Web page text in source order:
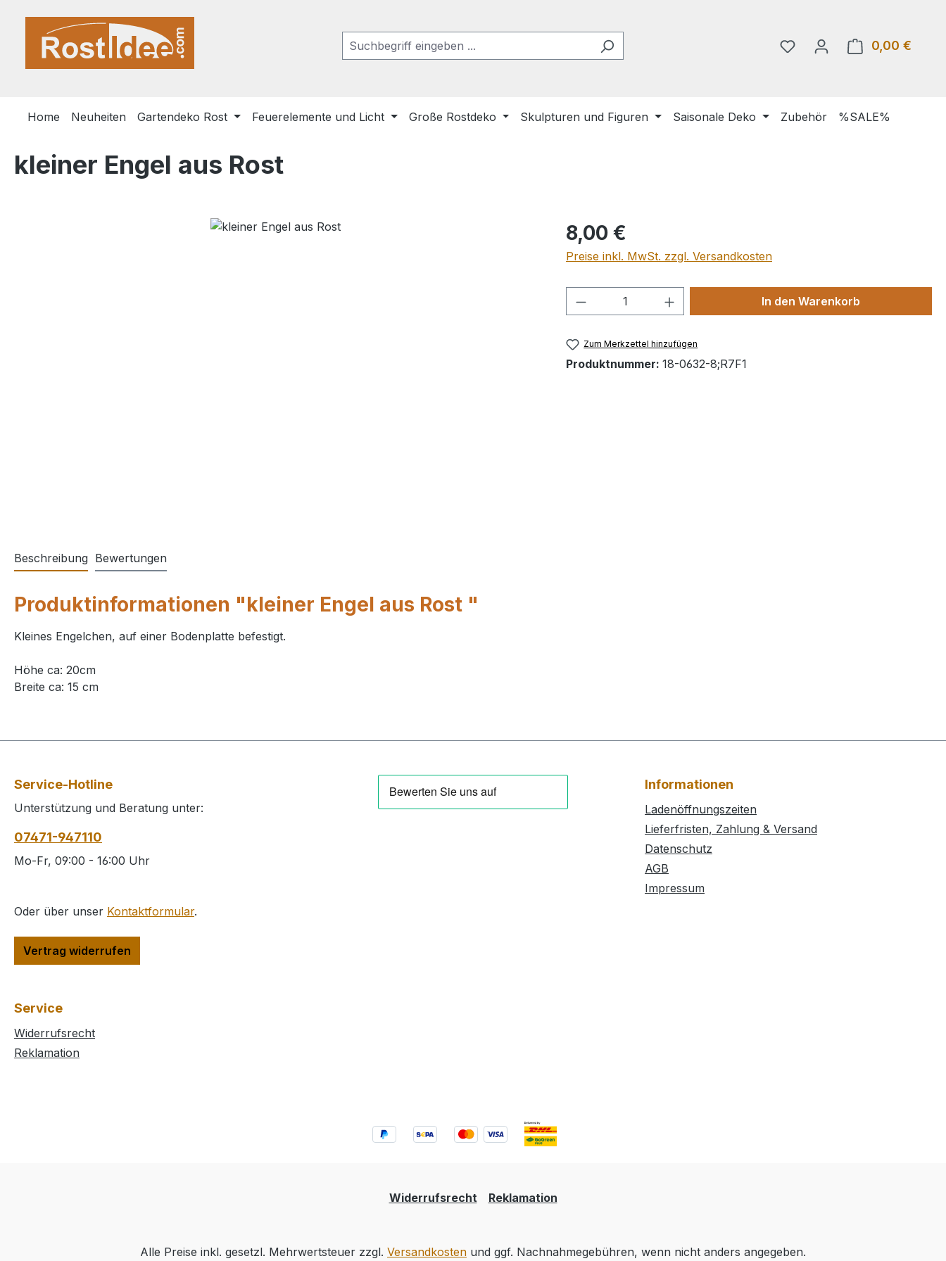
Hauptinhalt springen
Zur Suche springen
Zur Hauptnavigation springen
0,00 €
Home Neuheiten Gartendeko Rost Feuerelemente und Licht Große Rostdeko Skulpturen und Figuren Saisonale Deko Zubehör %SALE%
kleiner Engel aus Rost
Regulärer Preis:
8,00 €
Preise inkl. MwSt. zzgl. Versandkosten
Produkt Anzahl: Gib den gewünschten Wert
In den Warenkorb
Zum Merkzettel hinzufügen
Produktnummer: 18-0632-8;R7F1
Beschreibung Bewertungen
Produktinformationen "kleiner Engel aus Rost "
Kleines Engelchen, auf einer Bodenplatte befestigt.
Höhe ca: 20cm
Breite ca: 15 cm
Service-Hotline
Unterstützung und Beratung unter:
07471-947110
Mo-Fr, 09:00 - 16:00 Uhr
Oder über unser Kontaktformular.
Vertrag widerrufen
Informationen
Ladenöffnungszeiten
Lieferfristen, Zahlung & Versand
Datenschutz
AGB
Impressum
Service
Widerrufsrecht
Reklamation
Widerrufsrecht Reklamation
Alle Preise inkl. gesetzl. Mehrwertsteuer zzgl. Versandkosten und ggf. Nachnahmegebühren, wenn nicht anders angegeben.